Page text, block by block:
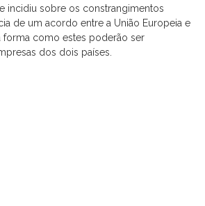
incidiu sobre os constrangimentos
de um acordo entre a União Europeia e
forma como estes poderão ser
dos dois países.